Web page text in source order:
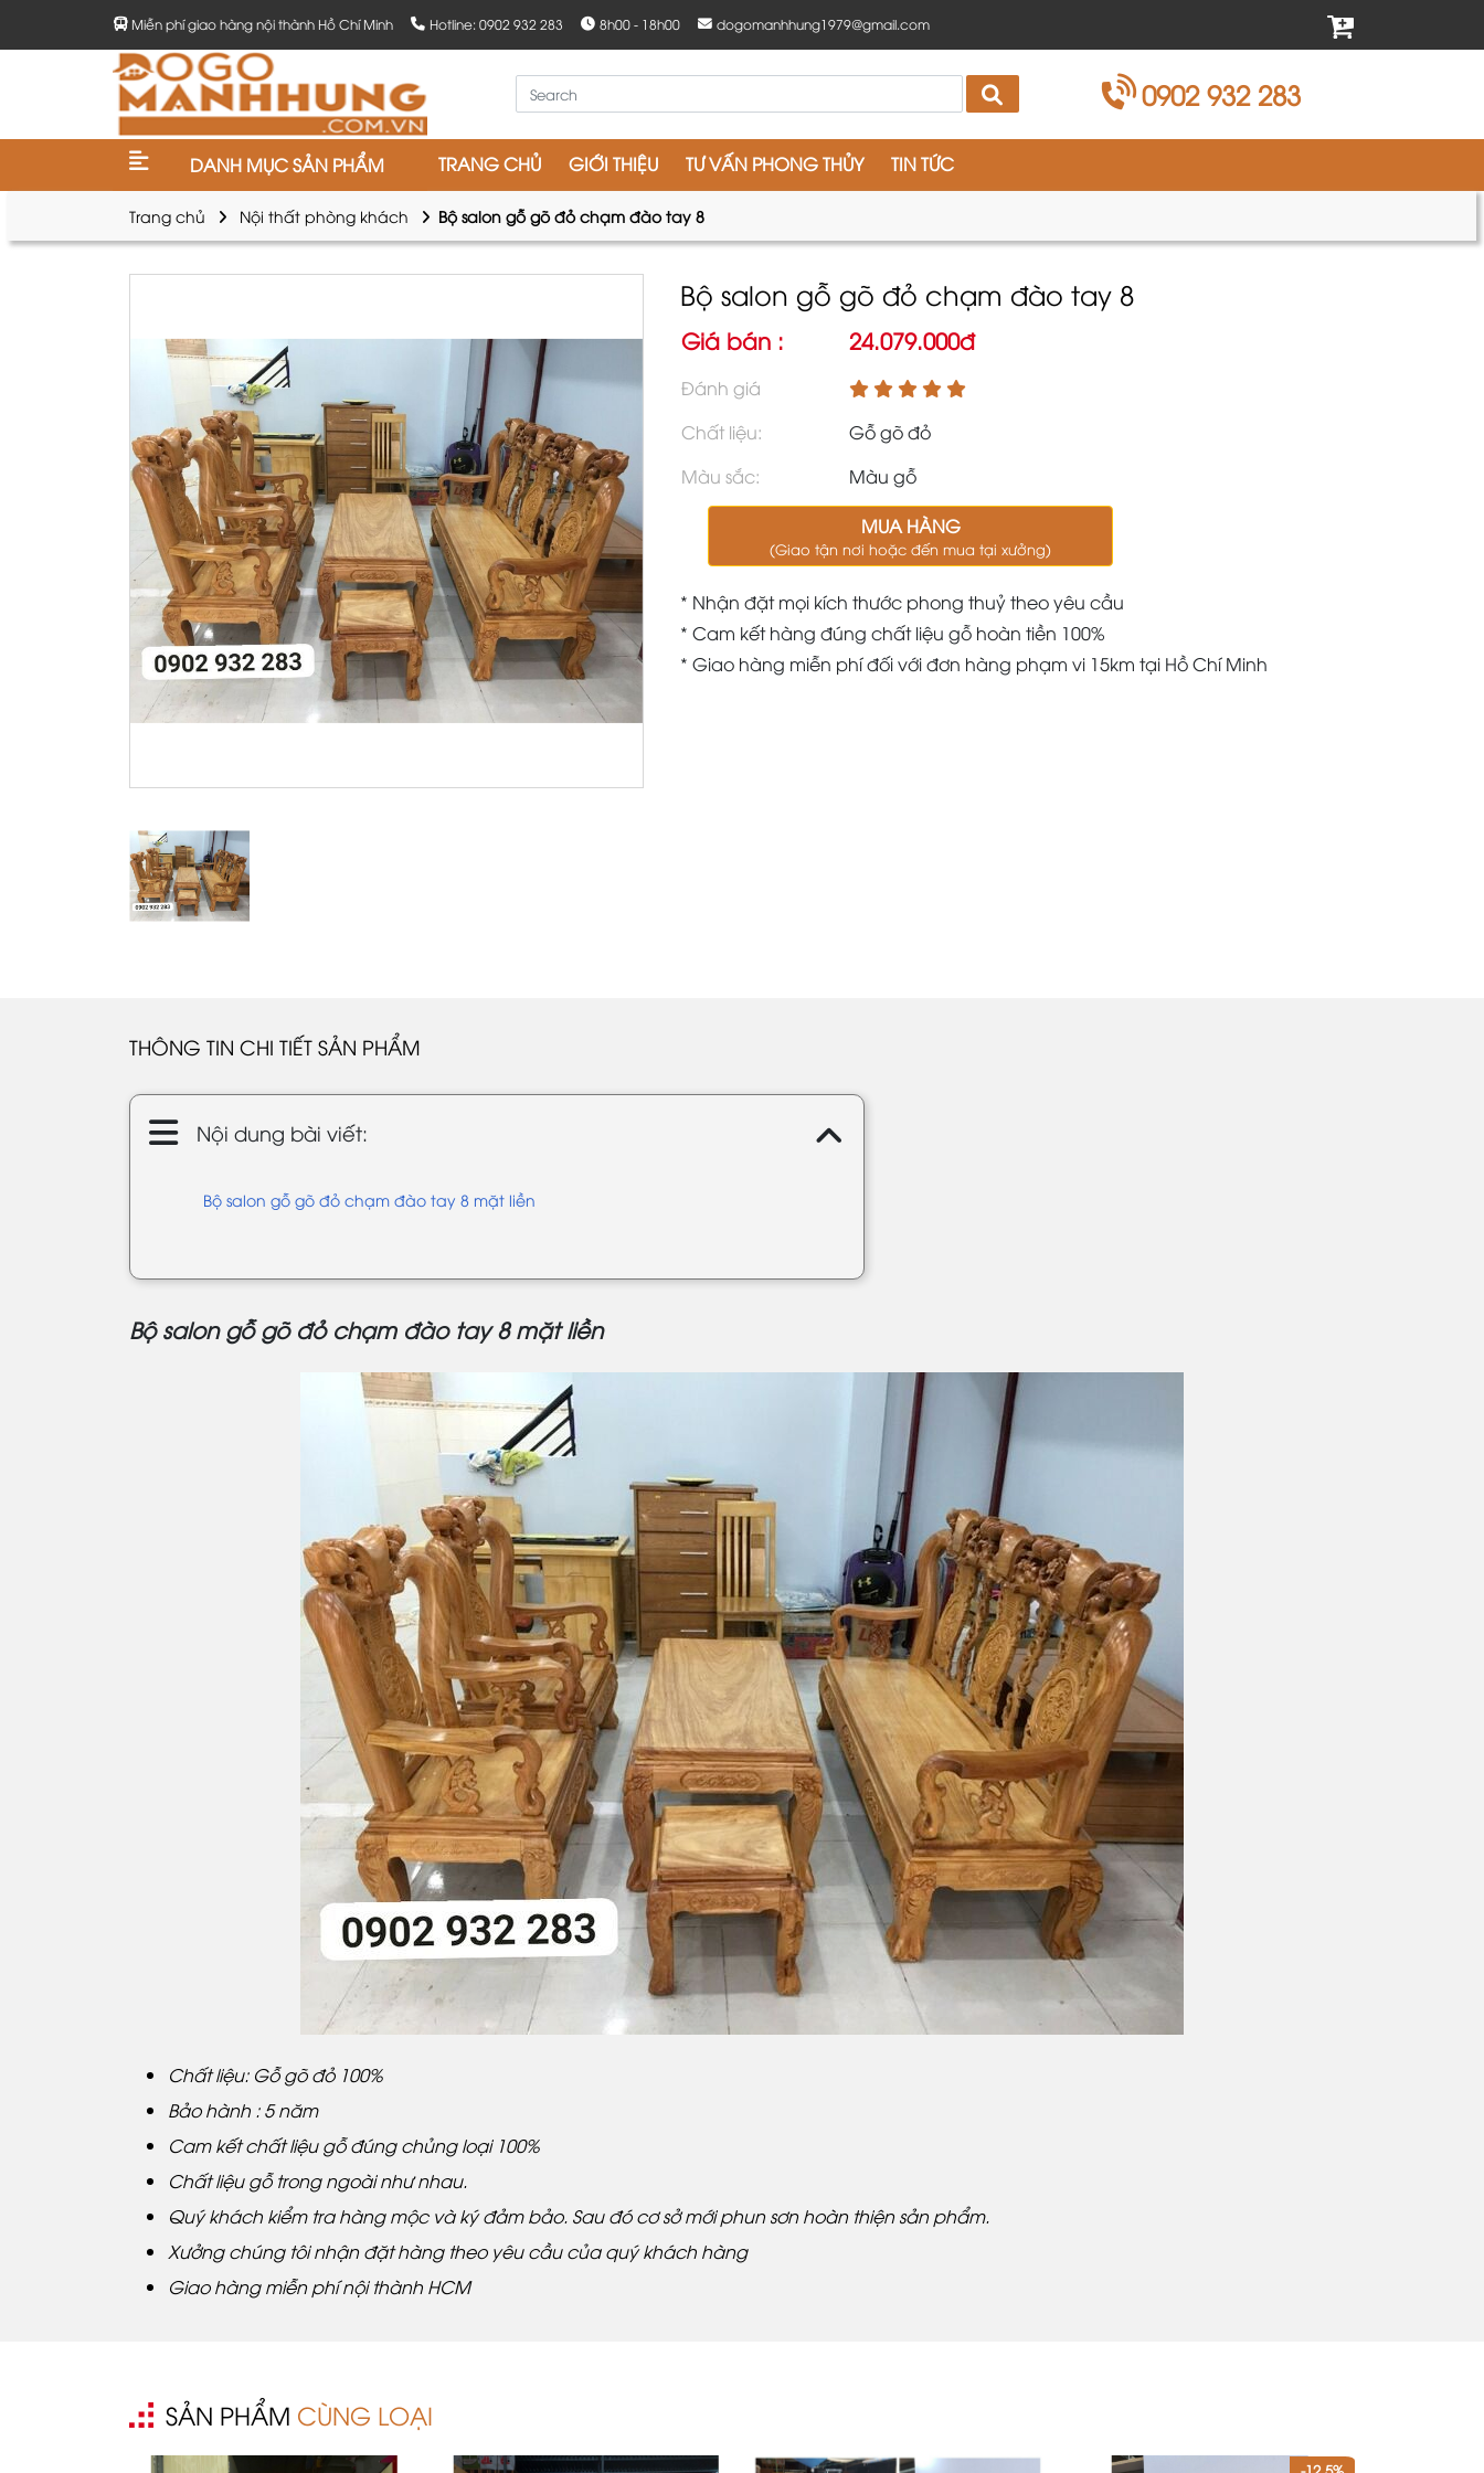
Miễn phí giao hàng nội thành Hồ Chí Minh Hotline: 0902 932 283 8h00 - 18h00 dogomanhhung1979@gmail.com
0902 932 283
DANH MỤC SẢN PHẨM TRANG CHỦ GIỚI THIỆU TƯ VẤN PHONG THỦY TIN TỨC
Trang chủ Nội thất phòng khách Bộ salon gỗ gõ đỏ chạm đào tay 8
Bộ salon gỗ gõ đỏ chạm đào tay 8
Giá bán : 24.079.000đ
Đánh giá
Chất liệu:
Gỗ gõ đỏ
Màu sắc:
Màu gỗ
MUA HÀNG
(Giao tận nơi hoặc đến mua tại xưởng)
* Nhận đặt mọi kích thước phong thuỷ theo yêu cầu
* Cam kết hàng đúng chất liệu gỗ hoàn tiền 100%
* Giao hàng miễn phí đối với đơn hàng phạm vi 15km tại Hồ Chí Minh
THÔNG TIN CHI TIẾT SẢN PHẨM
Nội dung bài viết:
Bộ salon gỗ gõ đỏ chạm đào tay 8 mặt liền
Bộ salon gỗ gõ đỏ chạm đào tay 8 mặt liền
Chất liệu: Gỗ gõ đỏ 100%
Bảo hành : 5 năm
Cam kết chất liệu gỗ đúng chủng loại 100%
Chất liệu gỗ trong ngoài như nhau.
Quý khách kiểm tra hàng mộc và ký đảm bảo. Sau đó cơ sở mới phun sơn hoàn thiện sản phẩm.
Xưởng chúng tôi nhận đặt hàng theo yêu cầu của quý khách hàng
Giao hàng miễn phí nội thành HCM
SẢN PHẨM CÙNG LOẠI